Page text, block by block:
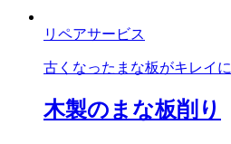
リペアサービス
古くなったまな板がキレイに
木製のまな板削り